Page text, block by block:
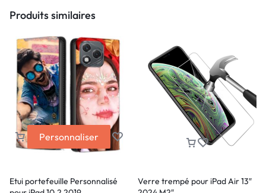
Produits similaires
Personnaliser
Etui portefeuille Personnalisé
Verre trempé pour iPad Air 13″